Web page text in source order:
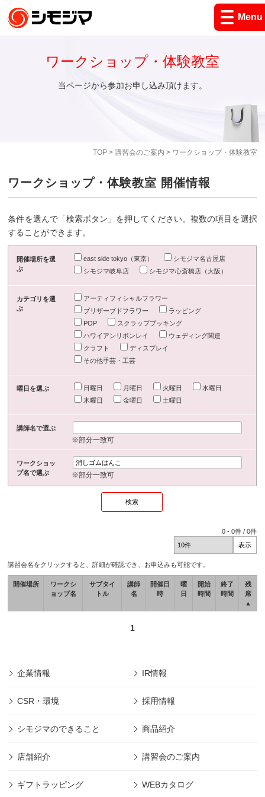
Menu
TOP> 講習会のご案内 > ワークショップ・体験教室
ワークショップ・体験教室
当ページから参加お申し込み頂けます。
ワークショップ・体験教室 開催情報
条件を選んで「検索ボタン」を押してください。複数の項目を選択
することができます。
開催場所を選
ぶ
east side tokyo（東京）
シモジマ名古屋店
シモジマ岐阜店
シモジマ心斎橋店（大阪）
カテゴリを選
ぶ
アーティフィシャルフラワー
プリザーブドフラワー
ラッピング
POP
スクラップブッキング
ハワイアンリボンレイ
ウェディング関連
クラフト
ディスプレイ
その他手芸・工芸
曜日を選ぶ 日曜日 月曜日 火曜日
水曜日
木曜日
金曜日 土曜日
講師名で選ぶ
※部分一致可
ワークショッ
プ名で選ぶ
※部分一致可
0 -0件 /0件
講習会名をクリックすると、詳細が確認でき、お申込みも可能です。
開催場所
ワークシ
ョップ名
サブタイ
トル
講師
名
開催日
時
曜
日
開始
時間
終了
時間
残
席
▲
1
企業情報 IR情報
CSR・環境 採用情報
シモジマのできること 商品紹介
店舗紹介 講習会のご案内
ギフトラッピング WEBカタログ